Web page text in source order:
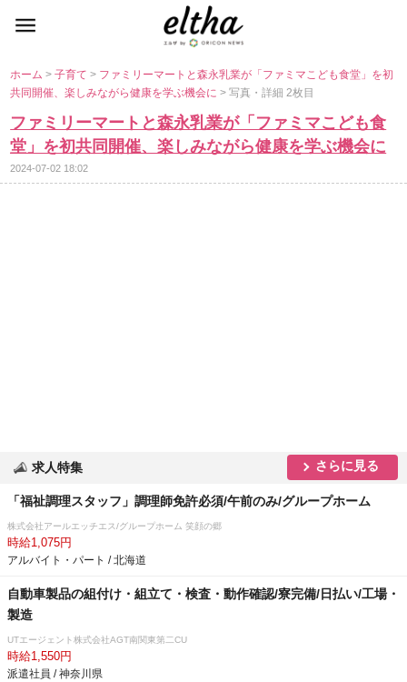
ホーム>子育て> ファミリーマートと森永乳業が「ファミマこども食堂」を初
共同開催、楽しみながら健康を学ぶ機会に> 写真・詳細 2枚目
ファミリーマートと森永乳業が「ファミマこども食
堂」を初共同開催、楽しみながら健康を学ぶ機会に
2024-07-02 18:02
求人特集 さらに見る
「福祉調理スタッフ」調理師免許必須/午前のみ/グループホーム
株式会社アールエッチエス/グループホーム 笑顔の郷
時給1,075円
アルバイト・パート / 北海道
自動車製品の組付け・組立て・検査・動作確認/寮完備/日払い/工場・
製造
UTエージェント株式会社AGT南関東第二CU
時給1,550円
派遣社員 / 神奈川県